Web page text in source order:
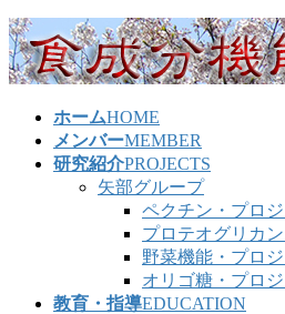
コ
ン
テ
ナ
ビ
ゲ
ホームHOME
メンバーMEMBER
研究紹介PROJECTS
矢部グループ
ペクチン・プロジ
プロテオグリカ
野菜機能・プロジ
オリゴ糖・プロジ
教育・指導EDUCATION